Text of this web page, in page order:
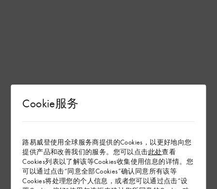
Cookie服务
路易威登使用全球服务商提供的Cookies，以更好地向您
提供产品和改善我们的服务。您可以点击此处查看
Cookies列表以了解该等Cookies收集使用信息的详情。您
可以通过点击“同意全部Cookies”确认同意所有该等
Cookies将处理您的个人信息，或者您可以通过点击“设